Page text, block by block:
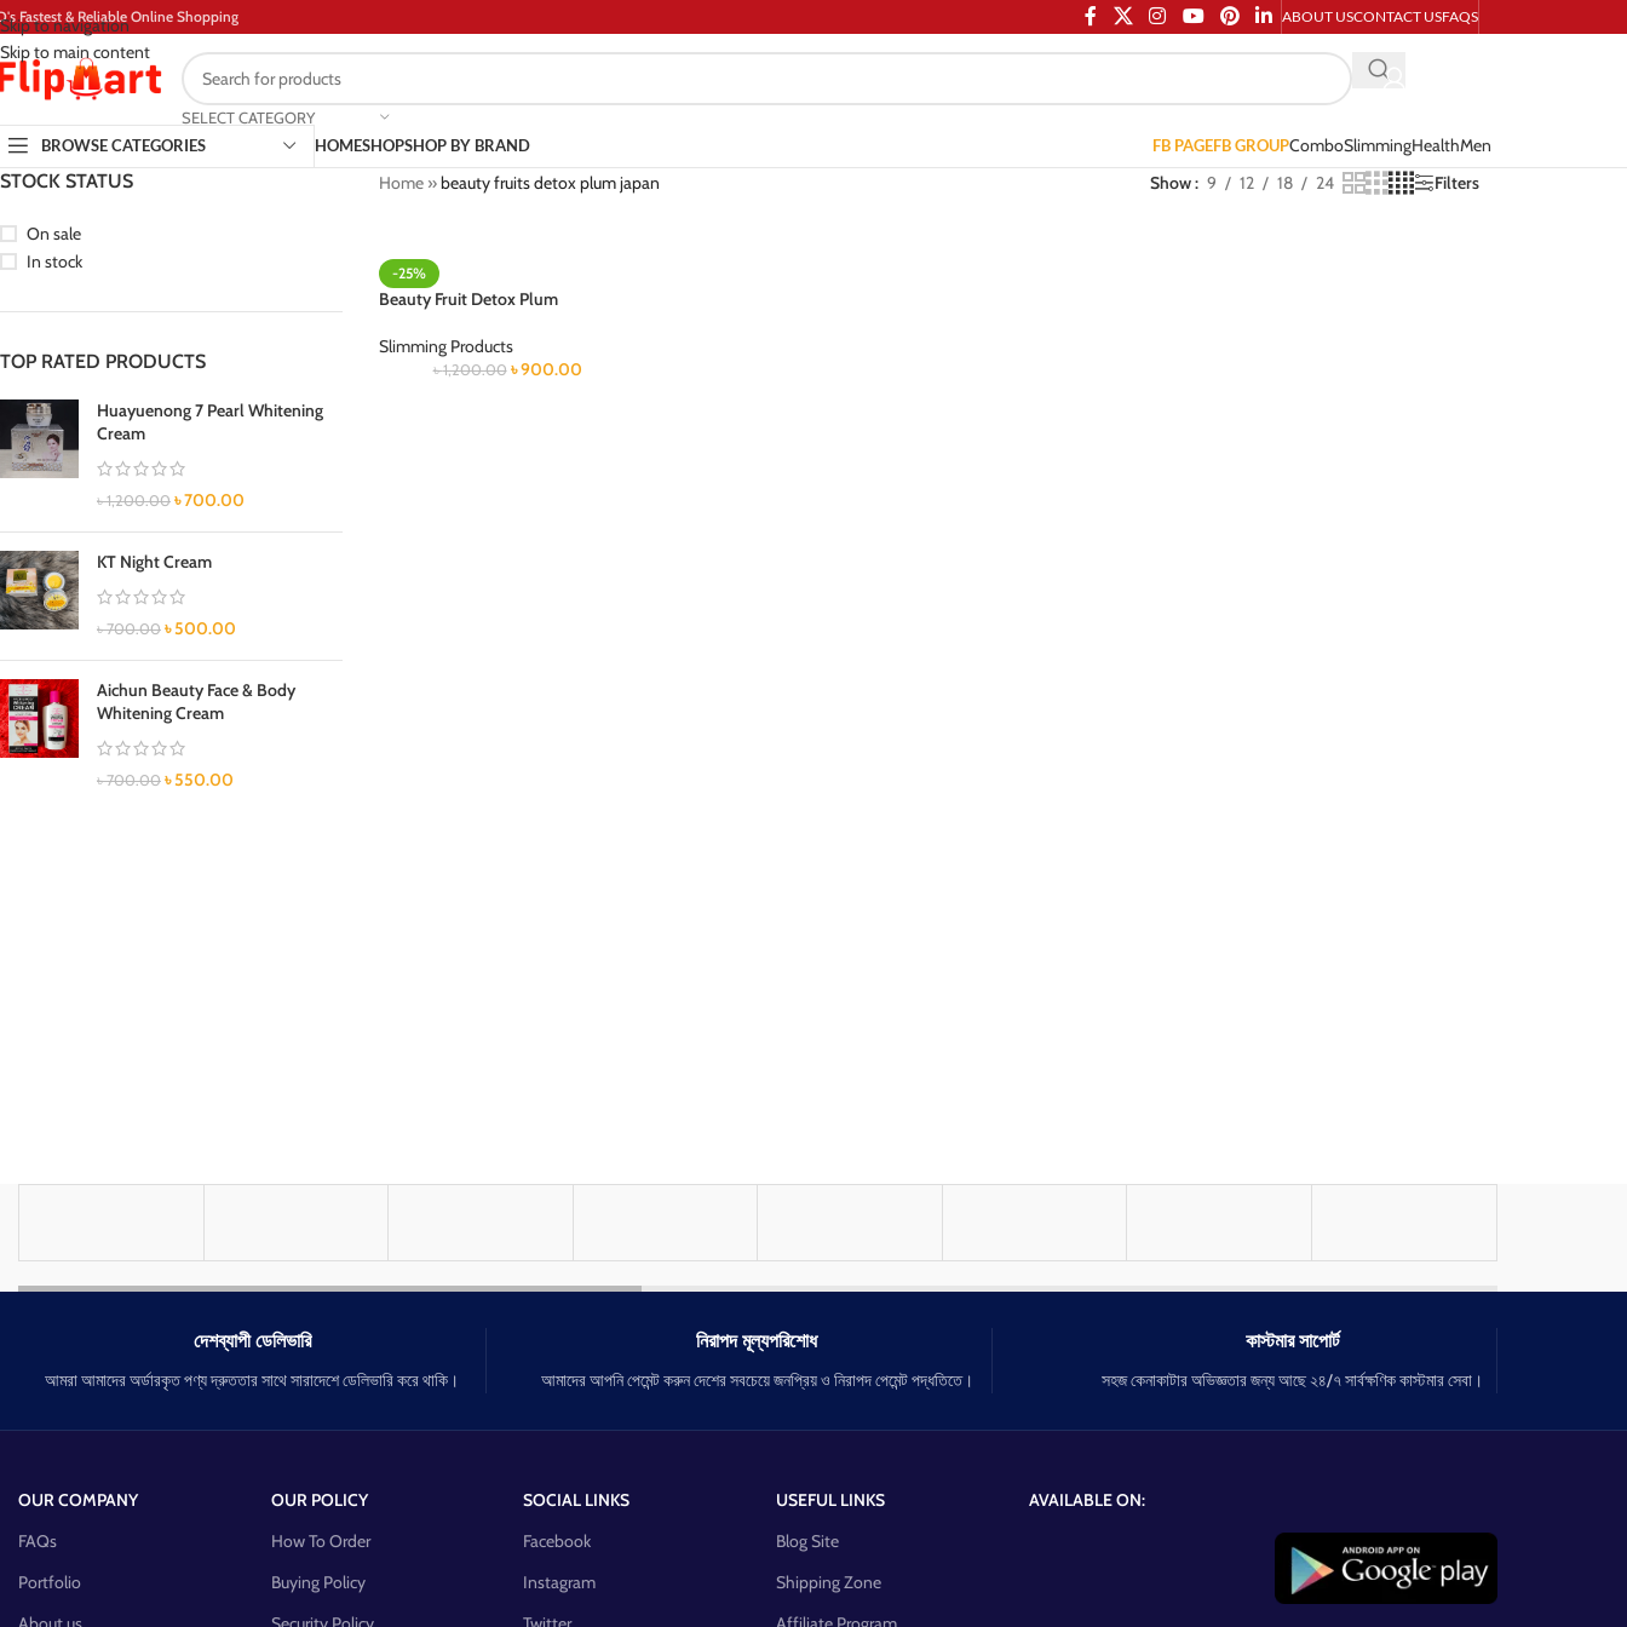
Skip to navigation
Skip to main content
Fastest & Reliable Online Shopping ABOUT USCONTACT USFAQS
SELECT CATEGORY
BROWSE CATEGORIES
HOMESHOPSHOP BY BRAND FB PAGEFB GROUPComboSlimmingHealthMen
STOCK STATUS
On sale
In stock
TOP RATED PRODUCTS
Huayuenong 7 Pearl Whitening
Cream
৳1,200.00 ৳700.00
KT Night Cream
৳700.00 ৳500.00
Aichun Beauty Face & Body
Whitening Cream
৳700.00 ৳550.00
Home»beauty fruits detox plum japan Show 9 12 18 24 Filters
-25%
Beauty Fruit Detox Plum
Slimming Products
৳1,200.00 ৳900.00
দেশব্যাপী ডেলিভারি
আমরা আমাদের অর্ডারকৃত পণ্য দ্রুততার সাথে সারাদেশে ডেলিভারি করে থাকি।
নিরাপদ মূল্যপরিশোধ
আমাদের আপনি পেমেন্ট করুন দেশের সবচেয়ে জনপ্রিয় ও নিরাপদ পেমেন্ট পদ্ধতিতে।
কাস্টমার সাপোর্ট
সহজ কেনাকাটার অভিজ্ঞতার জন্য আছে ২৪/৭ সার্বক্ষণিক কাস্টমার সেবা।
OUR COMPANY
FAQs
Portfolio
OUR POLICY
How To Order
Buying Policy
SOCIAL LINKS
Facebook
Instagram
USEFUL LINKS
Blog Site
Shipping Zone
AVAILABLE ON: